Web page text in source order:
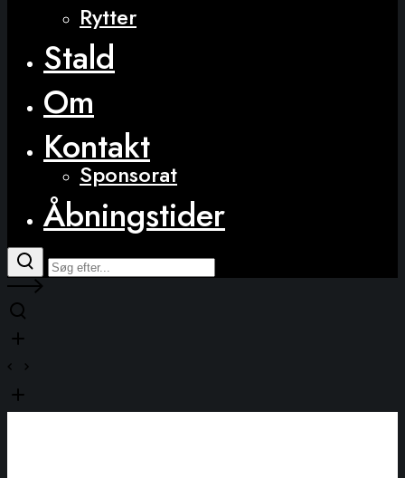
Rytter
Stald
Om
Kontakt
Sponsorat
Åbningstider